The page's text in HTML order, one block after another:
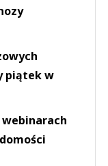
piątek w